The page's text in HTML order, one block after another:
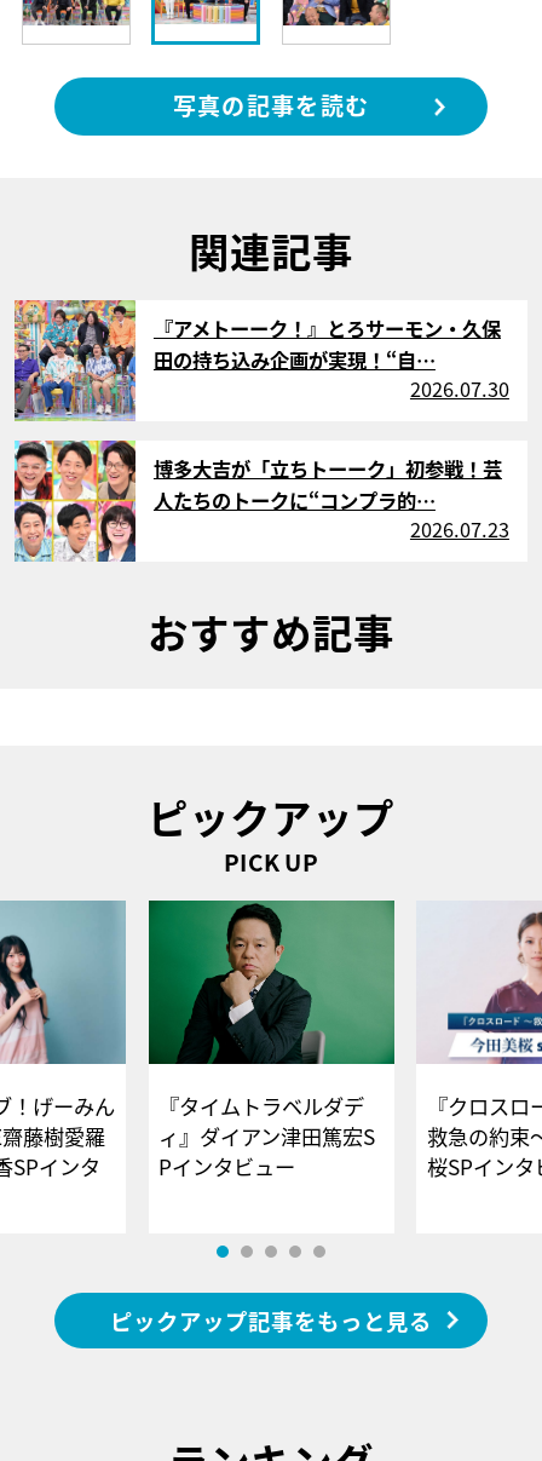
写真の記事を読む
関連記事
サムネイル
『アメトーーク！』とろサーモン・久保
田の持ち込み企画が実現！“自…
2026.07.30
サムネイル
博多大吉が「立ちトーーク」初参戦！芸
人たちのトークに“コンプラ的…
2026.07.23
おすすめ記事
ピックアップ
PICK UP
！げーみん
藤樹愛羅
SPインタ
『タイムトラベルダデ
ィ』ダイアン津田篤宏S
Pインタビュー
『クロス
救急の約束
桜SPイ
ピックアップ記事をもっと見る